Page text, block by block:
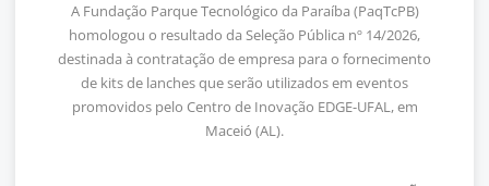
A Fundação Parque Tecnológico da Paraíba (PaqTcPB)
homologou o resultado da Seleção Pública nº 14/2026,
destinada à contratação de empresa para o fornecimento
de kits de lanches que serão utilizados em eventos
promovidos pelo Centro de Inovação EDGE-UFAL, em
Maceió (AL).